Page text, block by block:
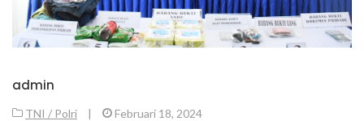
admin
TNI / Polri | Februari 18, 2024